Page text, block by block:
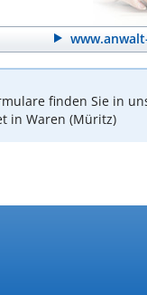
finden Sie in
in Waren (Müritz)